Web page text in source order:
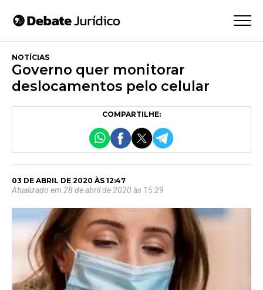
NOTÍCIAS
Governo quer monitorar
deslocamentos pelo celular
COMPARTILHE:
03 DE ABRIL DE 2020 ÀS 12:47
Atualizado em 28 de abril de 2020 às 15:29